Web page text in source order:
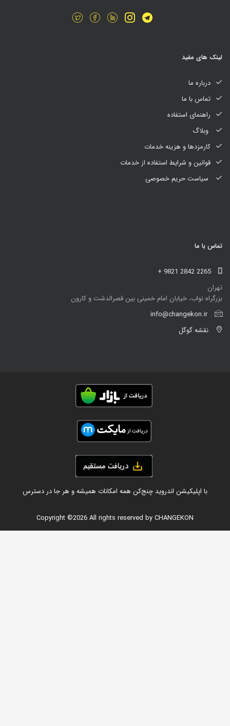
لینک های مفید
درباره ما
تماس با ما
راهنمای استفاده
کارمزدها و هزینه خدمات
قوانین و شرایط استفاده از خدمات
تماس با ما
+ 9821 2842 2265
تهران
بزرگراه نواب، خیابان امام خمینی بین قصرالدشت و کارون
info@changekon.ir
با اپلیکیشن اندروید چنج‌کن همه امکانات همیشه و هر جا در دسترس
Copyright ©2026 All rights reserved by CHANGEKON